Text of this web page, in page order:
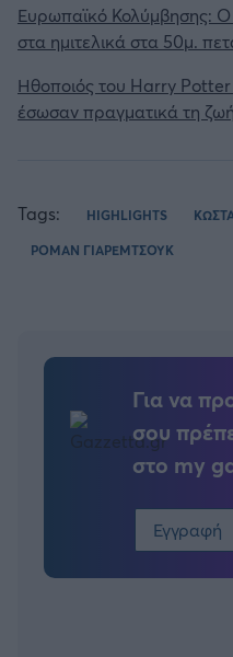
Ευρωπαϊκό Κολύμβησης:
στα ημιτελικά στα 50μ.
Ηθοποιός του Harry
έσωσαν πραγματικά τη
Tags: HIGHLIGHTS
ΡΟΜΑΝ ΓΙΑΡΕΜΤΣΟΥΚ
Για να
σου
στο my
Εγγραφή